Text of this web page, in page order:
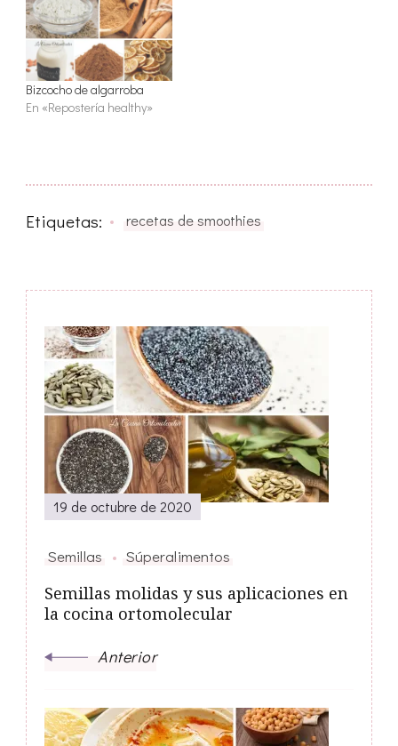
Bizcocho de algarroba
En «Repostería healthy»
Etiquetas: recetas de smoothies
Navegación
de
entradas
19 de octubre de 2020
Semillas Súperalimentos
Semillas molidas y sus aplicaciones en
la cocina ortomolecular
Anterior